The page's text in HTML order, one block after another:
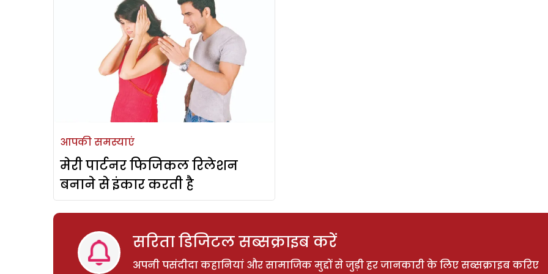
आपकी समस्याएं
मेरी पार्टनर फिजिकल रिलेशन
बनाने से इंकार करती है
सरिता डिजिटल सब्सक्राइब करें
अपनी पसंदीदा कहानियां और सामाजिक मुद्दों से जुड़ी हर जानकारी के लिए सब्सक्राइब करिए